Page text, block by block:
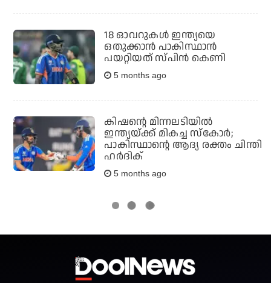
18 ഓവറുകള്‍ ഇന്ത്യയെ
ഒതുക്കാന്‍ പാകിസ്ഥാന്‍
പയറ്റിയത് സ്പിന്‍ കെണി
5 months ago
കിഷന്റെ മിന്നലടിയില്‍
ഇന്ത്യയ്ക്ക് മികച്ച സ്‌കോര്‍;
പാകിസ്ഥാന്റെ ആദ്യ രക്തം ചിന്തി
ഹര്‍ദിക്
5 months ago